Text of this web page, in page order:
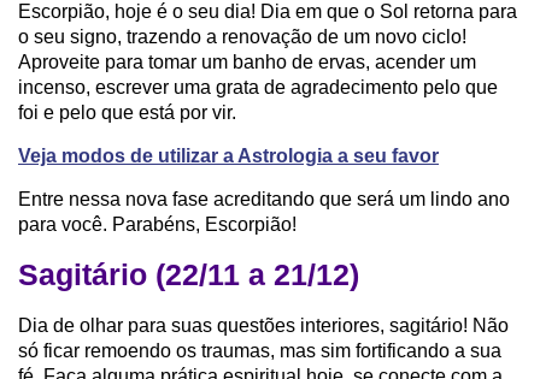
Escorpião, hoje é o seu dia! Dia em que o Sol retorna para
o seu signo, trazendo a renovação de um novo ciclo!
Aproveite para tomar um banho de ervas, acender um
incenso, escrever uma grata de agradecimento pelo que
foi e pelo que está por vir.
Veja modos de utilizar a Astrologia a seu favor
Entre nessa nova fase acreditando que será um lindo ano
para você. Parabéns, Escorpião!
Sagitário (22/11 a 21/12)
Dia de olhar para suas questões interiores, sagitário! Não
só ficar remoendo os traumas, mas sim fortificando a sua